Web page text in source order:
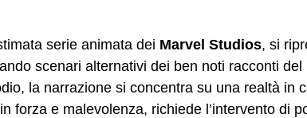
serie animata dei Marvel Studios, si
scenari alternativi dei ben noti racconti
la narrazione si concentra su una realtà in
forza e malevolenza, richiede l’intervento di